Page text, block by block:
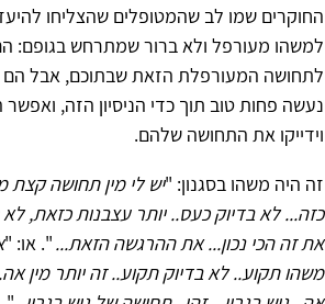
החוקרים שמו לב שהמטופלים שהצליחו
למשהו מעורפל ולא ברור שמתרחש בגופם:
לתחושה המעורפלת הזאת שבתוכם, אבל הם
נעשה פחות טוב תוך כדי הניסיון הזה,
וידייקו את התחושה שלהם.
זה היה משהו בסגנון: "יש לי מין תחושה קצת
כזה... לא בדיוק כעס.. יותר עצבנות כזאת,
את זה הכי נכון... את ההרגשה הזאת...". או: "
משהו תקוע.. לא בדיוק תקוע.. זה יותר מין